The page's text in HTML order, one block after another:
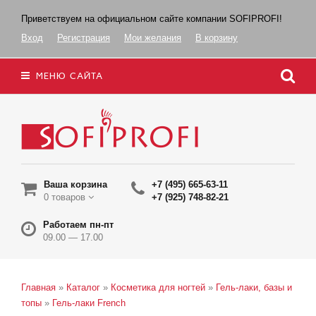
Приветствуем на официальном сайте компании SOFIPROFI!
Вход
Регистрация Мои желания В корзину
МЕНЮ САЙТА
Ваша корзина
0 товаров
+7 (495) 665-63-11
+7 (925) 748-82-21
Работаем пн-пт
09.00 — 17.00
Главная » Каталог » Косметика для ногтей » Гель-лаки, базы и
топы » Гель-лаки French